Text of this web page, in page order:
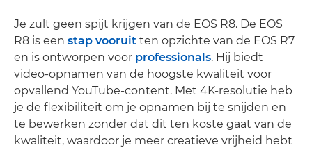
Je zult geen spijt krijgen van de EOS R8. De EOS
R8 is een stap vooruit ten opzichte van de EOS R7
en is ontworpen voor professionals. Hij biedt
video-opnamen van de hoogste kwaliteit voor
opvallend YouTube-content. Met 4K-resolutie heb
je de flexibiliteit om je opnamen bij te snijden en
te bewerken zonder dat dit ten koste gaat van de
kwaliteit, waardoor je meer creatieve vrijheid hebt